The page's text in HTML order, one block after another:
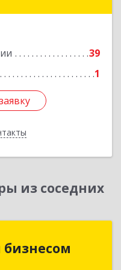
39
1
из соседних
бизнесом
бизнесом